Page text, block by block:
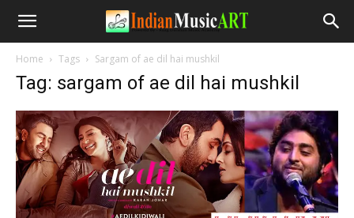
Home Tags Sargam of ae dil hai mushkil
Tag: sargam of ae dil hai mushkil